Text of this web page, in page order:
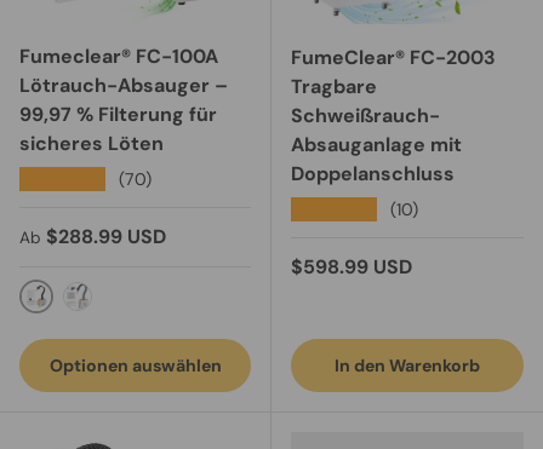
Fumeclear® FC-100A
Lötrauch-Absauger –
99,97 % Filterung für
sicheres Löten
(70)
Normaler Preis
Ab $288.99 USD
Manual Control
Optionen auswählen
FumeClear® FC-2003
Tragbare
Schweißrauch-
Absauganlage mit
Doppelanschluss
(10)
Normaler Preis
$598.99 USD
In den Warenkorb